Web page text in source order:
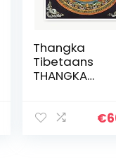
Thangka
Tibetaans
THANGKA
PRINCIPES
€